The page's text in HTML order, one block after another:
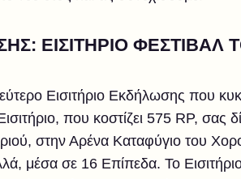
ΕΙΣΙΤΗΡΙΟ ΦΕΣΤΙΒΑΛ
Εισιτήριο Εκδήλωσης που
που κοστίζει 575 RP,
στην Αρένα Καταφύγιο του
μέσα σε 16 Επίπεδα. Το